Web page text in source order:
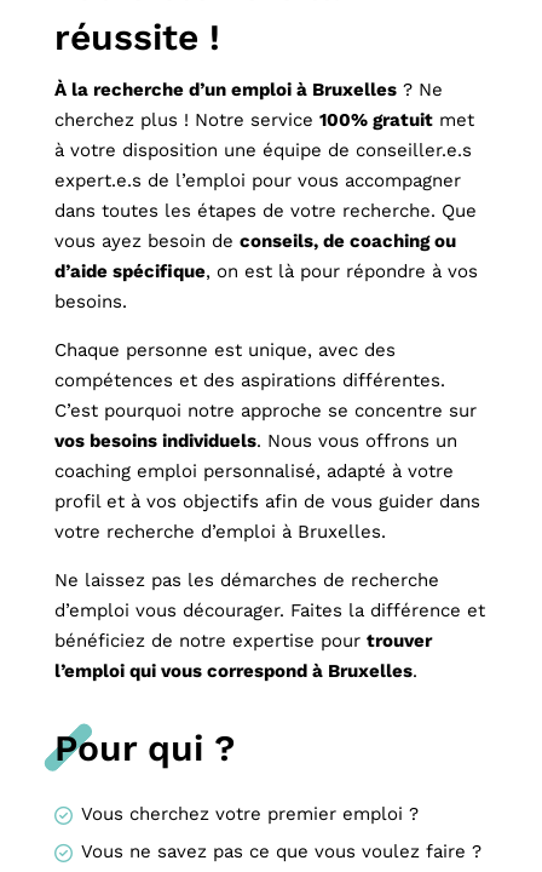
réussite !
À la recherche d’un emploi à Bruxelles? Ne
cherchez plus ! Notre service 100% gratuitmet
à votre disposition une équipe de conseiller.e.s
expert.e.s de l’emploi pour vous accompagner
dans toutes les étapes de votre recherche. Que
vous ayez besoin de conseils, de coaching ou
d’aide spécifique, on est là pour répondre à vos
besoins.
Chaque personne est unique, avec des
compétences et des aspirations différentes.
C’est pourquoi notre approche se concentre sur
vos besoins individuels. Nous vous offrons un
coaching emploi personnalisé, adapté à votre
profil et à vos objectifs afin de vous guider dans
votre recherche d’emploi à Bruxelles.
Ne laissez pas les démarches de recherche
d’emploi vous décourager. Faites la différence et
bénéficiez de notre expertise pour trouver
l’emploi qui vous correspond à Bruxelles.
Pour qui ?
Vous cherchez votre premier emploi ?
Vous ne savez pas ce que vous voulez faire ?